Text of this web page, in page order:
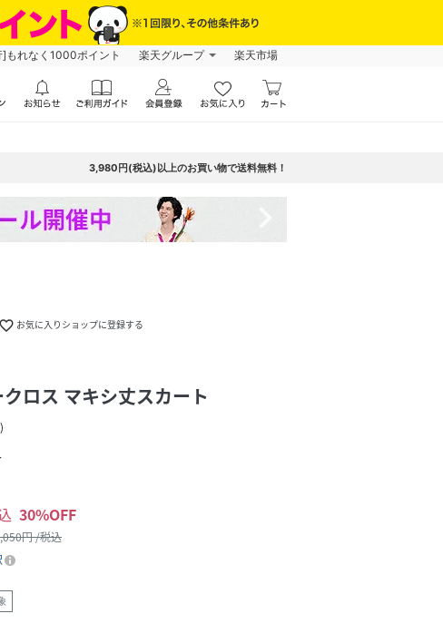
]もれなく1000ポイント 楽天グループ 楽天市場
3,980円(税込)以上のお買い物で送料無料！
favorite_border お気に入りショップに登録する
ロス マキシ丈スカート
)
30%OFF
円 /税込